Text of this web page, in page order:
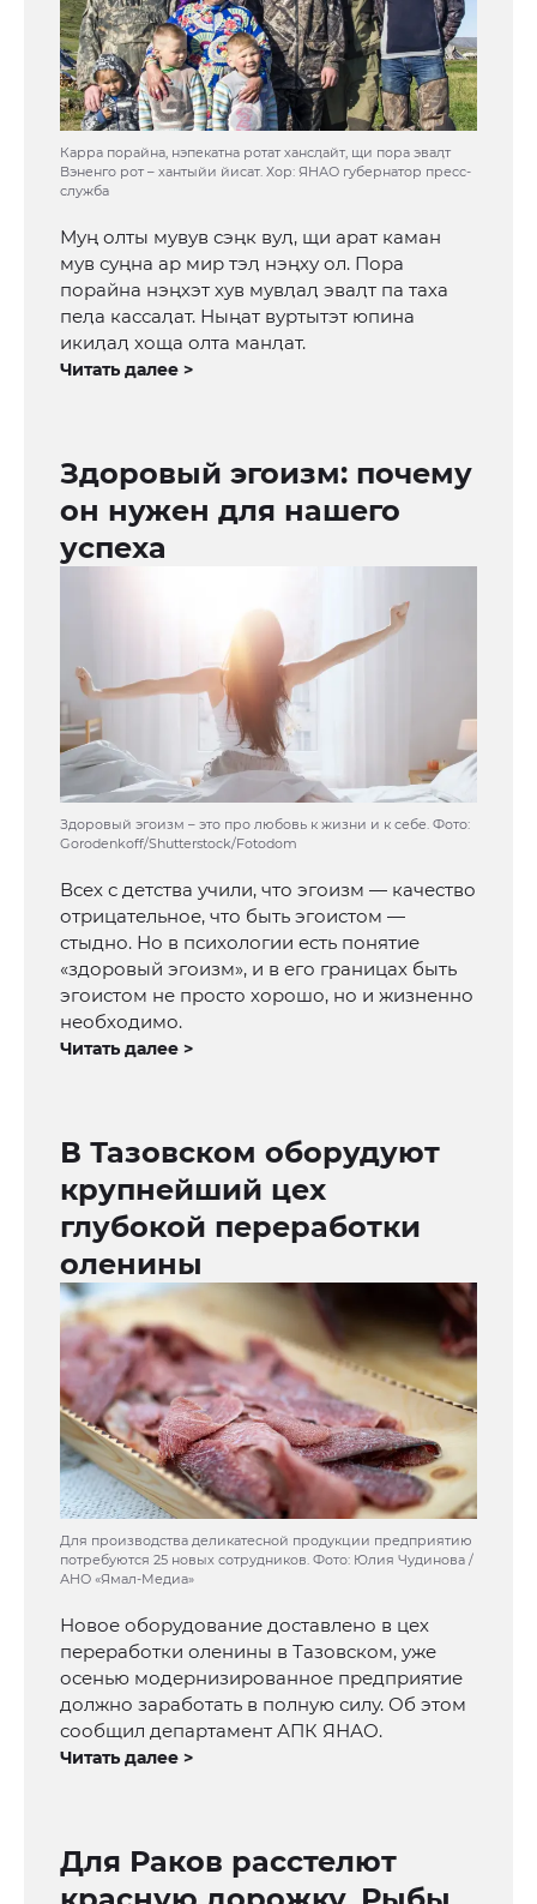
Карра порайна, нэпекатна ротат хансӆайт, щи пора эваӆт
Вэненго рот – хантыйи йисат. Хор: ЯНАО губернатор пресс-
служба
Муң олты мувув сэңк вуӆ, щи арат каман
мув суңна ар мир тэӆ нэңху ол. Пора
порайна нэңхэт хув мувӆаӆ эваӆт па таха
пеӆа кассаӆат. Ныңат вуртытэт юпина
икиӆаӆ хоща олта манӆат.
Читать далее >
Здоровый эгоизм: почему
он нужен для нашего
успеха
Здоровый эгоизм – это про любовь к жизни и к себе. Фото:
Gorodenkoff/Shutterstock/Fotodom
Всех с детства учили, что эгоизм — качество
отрицательное, что быть эгоистом —
стыдно. Но в психологии есть понятие
«здоровый эгоизм», и в его границах быть
эгоистом не просто хорошо, но и жизненно
необходимо.
Читать далее >
В Тазовском оборудуют
крупнейший цех
глубокой переработки
оленины
Для производства деликатесной продукции предприятию
потребуются 25 новых сотрудников. Фото: Юлия Чудинова /
АНО «Ямал-Медиа»
Новое оборудование доставлено в цех
переработки оленины в Тазовском, уже
осенью модернизированное предприятие
должно заработать в полную силу. Об этом
сообщил департамент АПК ЯНАО.
Читать далее >
Для Раков расстелют